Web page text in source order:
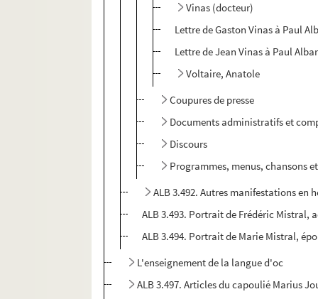
Vinas (docteur)
Lettre de Gaston Vinas à Paul
Lettre de Jean Vinas à Paul
Voltaire, Anatole
Coupures de presse
Documents administratifs et
Discours
Programmes, menus, chansons
ALB 3.492. Autres manifestations en
ALB 3.493. Portrait de Frédéric Mistral,
ALB 3.494. Portrait de Marie Mistral,
L'enseignement de la langue d'oc
ALB 3.497. Articles du capoulié Marius